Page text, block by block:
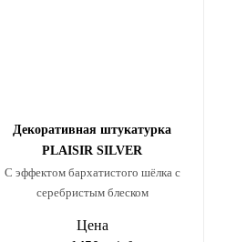
Декоративная штукатурка
PLAISIR SILVER
С эффектом бархатистого шёлка с
серебристым блеском
Цена